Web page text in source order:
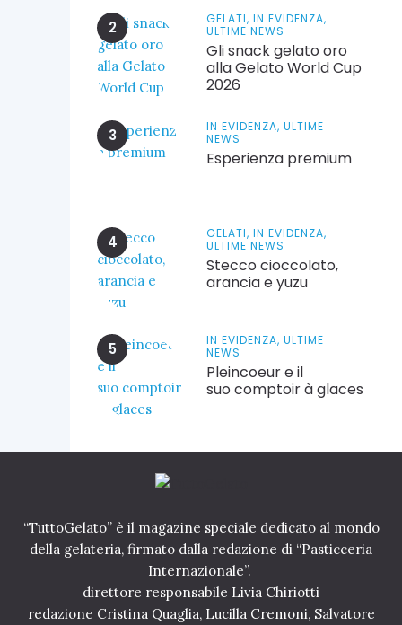
GELATI, IN EVIDENZA,
ULTIME NEWS
Gli snack gelato oro
alla Gelato World Cup
2026
IN EVIDENZA, ULTIME
NEWS
Esperienza premium
GELATI, IN EVIDENZA,
ULTIME NEWS
Stecco cioccolato,
arancia e yuzu
IN EVIDENZA, ULTIME
NEWS
Pleincoeur e il
suo comptoir à glaces
“TuttoGelato” è il magazine speciale dedicato al mondo
della gelateria, firmato dalla redazione di “Pasticceria
Internazionale”.
direttore responsabile Livia Chiriotti
redazione Cristina Quaglia, Lucilla Cremoni, Salvatore